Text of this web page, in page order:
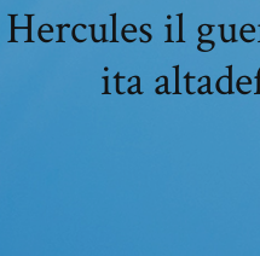
Hercules il
ita